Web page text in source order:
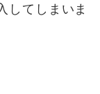
してしまいま